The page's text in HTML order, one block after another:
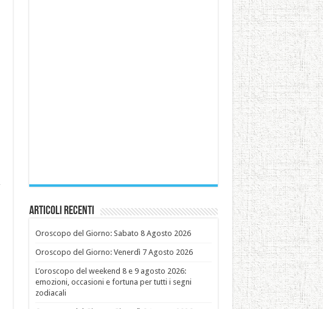
Articoli recenti
Oroscopo del Giorno: Sabato 8 Agosto 2026
Oroscopo del Giorno: Venerdì 7 Agosto 2026
L’oroscopo del weekend 8 e 9 agosto 2026:
emozioni, occasioni e fortuna per tutti i segni
zodiacali